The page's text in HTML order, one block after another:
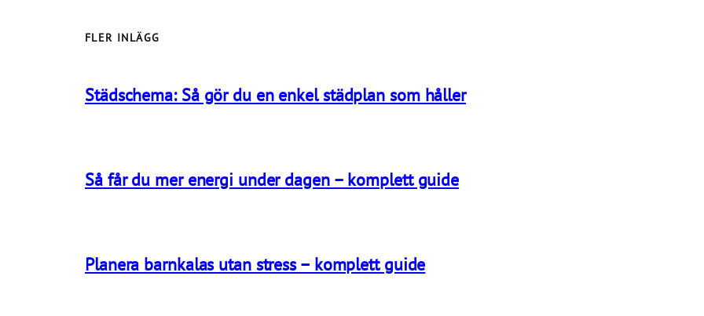
FLER INLÄGG
Städschema: Så gör du en enkel städplan som håller
Så får du mer energi under dagen – komplett guide
Planera barnkalas utan stress – komplett guide